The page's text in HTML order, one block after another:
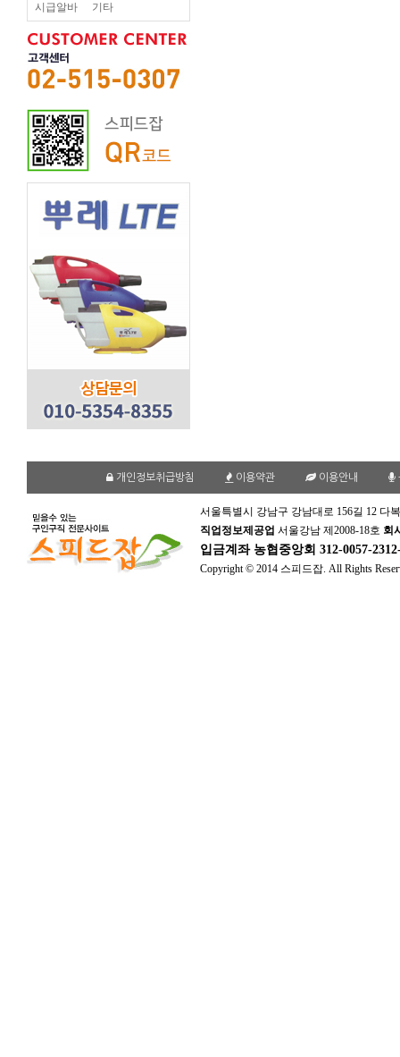
시급알바 기타
개인정보취급방침 이용약관 이용안내
서울특별시 강남구 강남대로 156길 12 다
직업정보제공업 서울강남 제2008-18호 회
입금계좌 농협중앙회 312-0057-
Copyright © 2014 스피드잡. All Rights